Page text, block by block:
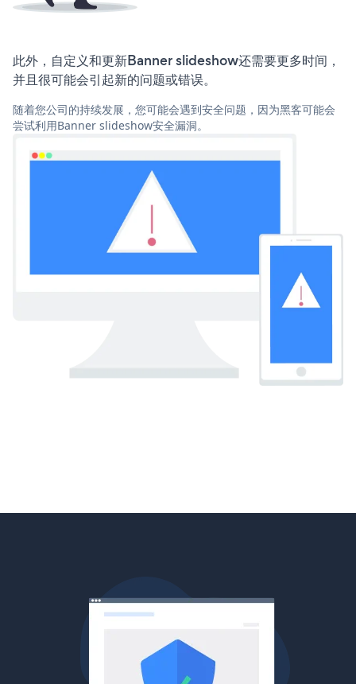
此外，自定义和更新Banner slideshow还需要更多时间，
并且很可能会引起新的问题或错误。
随着您公司的持续发展，您可能会遇到安全问题，因为黑客可能会
尝试利用Banner slideshow安全漏洞。